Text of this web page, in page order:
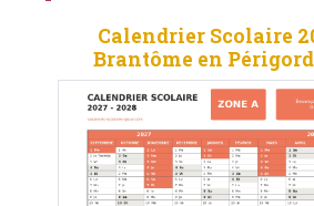
Calendrier Scolaire
Brantôme en